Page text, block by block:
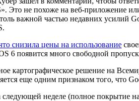
Это не похоже на веб-приложение
важной частью недавних
снизила цены на использование
6 появится много свободной
картографическое решение на
еще одним признаком того, что
неделе (полное покрытие на